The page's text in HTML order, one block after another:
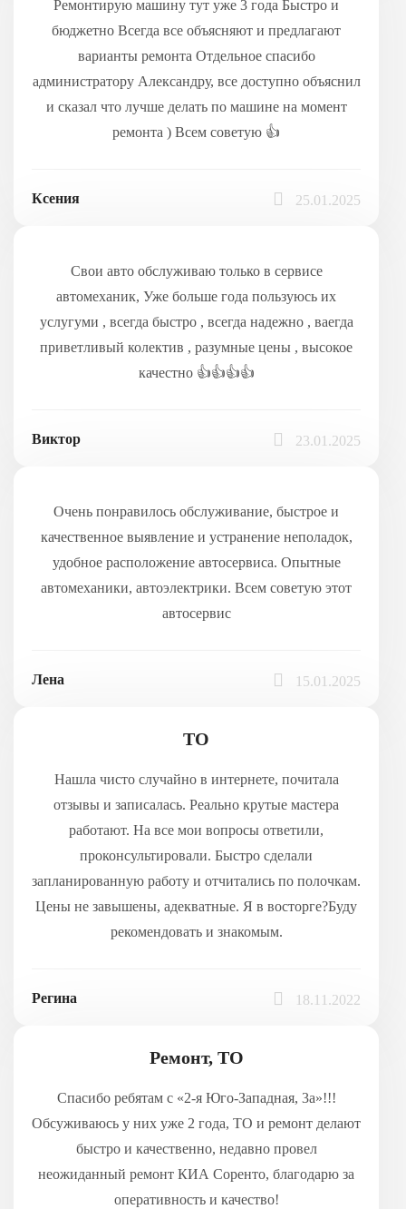
Ремонтирую машину тут уже 3 года Быстро и
бюджетно Всегда все объясняют и предлагают
варианты ремонта Отдельное спасибо
администратору Александру, все доступно объяснил
и сказал что лучше делать по машине на момент
ремонта ) Всем советую 👍
Ксения 25.01.2025
Свои авто обслуживаю только в сервисе
автомеханик, Уже больше года пользуюсь их
услугуми , всегда быстро , всегда надежно , ваегда
приветливый колектив , разумные цены , высокое
качестно 👍👍👍👍
Виктор 23.01.2025
Очень понравилось обслуживание, быстрое и
качественное выявление и устранение неполадок,
удобное расположение автосервиса. Опытные
автомеханики, автоэлектрики. Всем советую этот
автосервис
Лена 15.01.2025
ТО
Нашла чисто случайно в интернете, почитала
отзывы и записалась. Реально крутые мастера
работают. На все мои вопросы ответили,
проконсультировали. Быстро сделали
запланированную работу и отчитались по полочкам.
Цены не завышены, адекватные. Я в восторге?Буду
рекомендовать и знакомым.
Регина 18.11.2022
Ремонт, ТО
Спасибо ребятам с «2-я Юго-Западная, 3а»!!!
Обсуживаюсь у них уже 2 года, ТО и ремонт делают
быстро и качественно, недавно провел
неожиданный ремонт КИА Соренто, благодарю за
оперативность и качество!